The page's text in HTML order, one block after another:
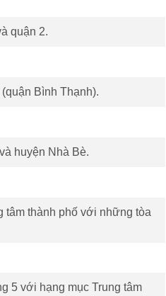
quận 2.
Bình Thạnh).
huyện Nhà Bè.
tâm thành phố với những tòa
5 với hạng mục Trung tâm